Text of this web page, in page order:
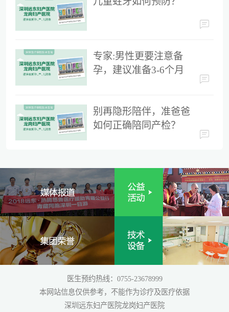
专家:男性更要注意备孕，建议准备3-6个月时间
专家:男性更要注意备
孕，建议准备3-6个月
别再隐形陪伴，准爸爸
如何正确陪同产检？
医生预约热线：0755-23678999
本网站信息仅供参考，不能作为诊疗及医疗依据
深圳远东妇产医院龙岗妇产医院